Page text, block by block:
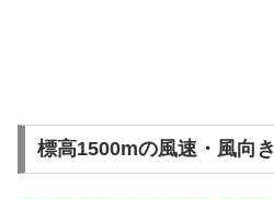
標高1500mの風速・風向き